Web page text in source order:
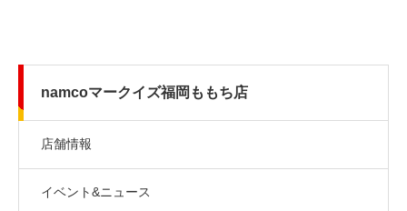
namcoマークイズ福岡ももち店
店舗情報
イベント&ニュース